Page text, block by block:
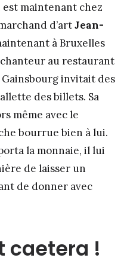
maintenant chez
d’artJean-
à Bruxelles
au restaurant
Gainsbourg invitait des
des billets. Sa
même avec le
bourrue bien à lui.
la monnaie, il lui
de laisser un
de donner avec
caetera !